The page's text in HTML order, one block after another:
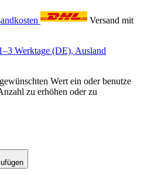
Versand mit
Werktage (DE), Ausland
Wert ein oder benutze
zu erhöhen oder zu